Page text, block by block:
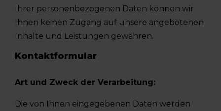
Ihrer personenbezogenen Daten können wir
Ihnen keinen Zugang auf unsere angebotenen
Inhalte und Leistungen gewähren.
Kontaktformular
Art und Zweck der Verarbeitung:
Die von Ihnen eingegebenen Daten werden